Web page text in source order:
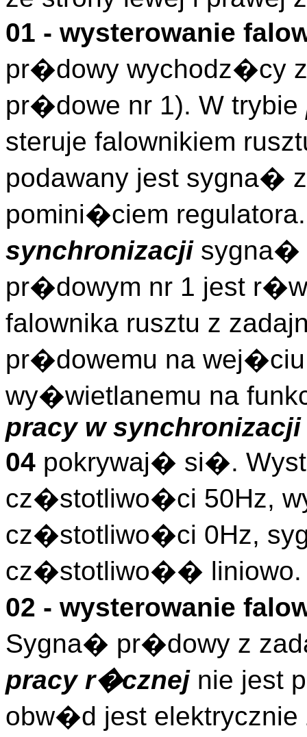
01 - wysterowanie
pr�dowy wychodz�cy
pr�dowe nr 1). W trybie
steruje falownikiem
podawany jest sygna�
pomini�ciem
synchronizacjisygna�
pr�dowym nr 1 jest
falownika rusztu z
pr�dowemu na wej�ciu
wy�wietlanemu na
pracy w synchronizacji
04 pokrywaj� si�.
cz�stotliwo�ci 50Hz,
cz�stotliwo�ci 0Hz,
cz�stotliwo�� liniowo.
02 - wysterowanie
Sygna� pr�dowy z
pracy r�cznejnie jest
obw�d jest